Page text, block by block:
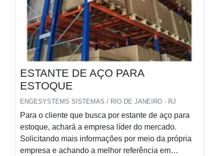
ESTANTE DE AÇO PARA
ESTOQUE
ENGESYSTEMS SISTEMAS / RIO DE JANEIRO - RJ
Para o cliente que busca por estante de aço para
estoque, achará a empresa líder do mercado.
Solicitando mais informações por meio da própria
empresa e achando a melhor referência em